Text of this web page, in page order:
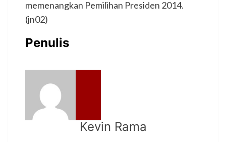
memenangkan Pemilihan Presiden 2014.
(jn02)
Penulis
Kevin Rama